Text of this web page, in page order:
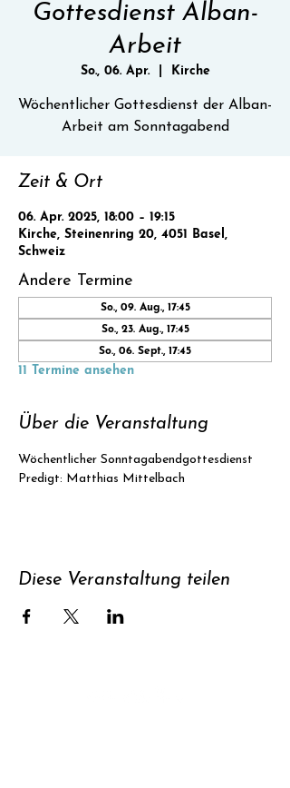
Gottesdienst Alban-
Arbeit
So., 06. Apr.
  |
Kirche
Wöchentlicher Gottesdienst der Alban-
Zeit & Ort
06. Apr. 2025, 18:00 – 19:15
Kirche, Steinenring 20, 4051 Basel,
Schweiz
Andere Termine
So., 09. Aug., 17:45
So., 23. Aug., 17:45
So., 06. Sept., 17:45
11 Termine ansehen
Über die Veranstaltung
Wöchentlicher Sonntagabendgottesdienst
Predigt: Matthias Mittelbach
Diese Veranstaltung teilen